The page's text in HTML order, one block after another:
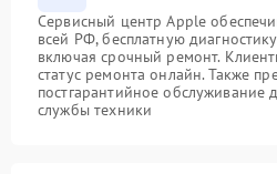
Сервисный центр Apple
всей РФ, бесплатную
включая срочный ремонт.
статус ремонта онлайн. Также
постгарантийное обслуживание
службы техники